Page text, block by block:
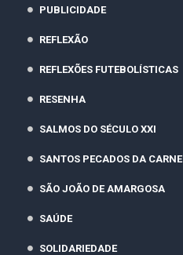
PUBLICIDADE
REFLEXÃO
REFLEXÕES FUTEBOLÍSTICAS
RESENHA
SALMOS DO SÉCULO XXI
SANTOS PECADOS DA CARNE
SÃO JOÃO DE AMARGOSA
SAÚDE
SOLIDARIEDADE